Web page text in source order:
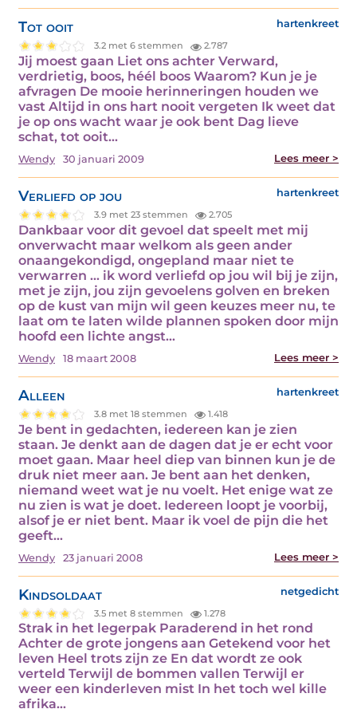
Tot ooit hartenkreet
3.2 met 6 stemmen 2.787
Jij moest gaan Liet ons achter Verward,
verdrietig, boos, héél boos Waarom? Kun je je
afvragen De mooie herinneringen houden we
vast Altijd in ons hart nooit vergeten Ik weet dat
je op ons wacht waar je ook bent Dag lieve
schat, tot ooit…
Wendy 30 januari 2009 Lees meer >
Verliefd op jou hartenkreet
3.9 met 23 stemmen 2.705
Dankbaar voor dit gevoel dat speelt met mij
onverwacht maar welkom als geen ander
onaangekondigd, ongepland maar niet te
verwarren … ik word verliefd op jou wil bij je zijn,
met je zijn, jou zijn gevoelens golven en breken
op de kust van mijn wil geen keuzes meer nu, te
laat om te laten wilde plannen spoken door mijn
hoofd een lichte angst…
Wendy 18 maart 2008 Lees meer >
Alleen hartenkreet
3.8 met 18 stemmen 1.418
Je bent in gedachten, iedereen kan je zien
staan. Je denkt aan de dagen dat je er echt voor
moet gaan. Maar heel diep van binnen kun je de
druk niet meer aan. Je bent aan het denken,
niemand weet wat je nu voelt. Het enige wat ze
nu zien is wat je doet. Iedereen loopt je voorbij,
alsof je er niet bent. Maar ik voel de pijn die het
geeft…
Wendy 23 januari 2008 Lees meer >
Kindsoldaat netgedicht
3.5 met 8 stemmen 1.278
Strak in het legerpak Paraderend in het rond
Achter de grote jongens aan Getekend voor het
leven Heel trots zijn ze En dat wordt ze ook
verteld Terwijl de bommen vallen Terwijl er
weer een kinderleven mist In het toch wel kille
afrika…